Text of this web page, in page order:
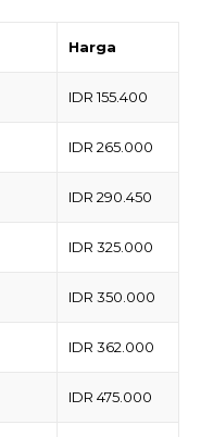
Harga
IDR 155.400
IDR 265.000
IDR 290.450
IDR 325.000
IDR 350.000
IDR 362.000
IDR 475.000